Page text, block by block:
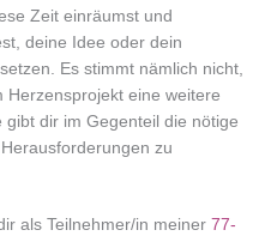
Zeit einräumst und
deine Idee oder dein
Es stimmt nämlich nicht,
Herzensprojekt eine weitere
gibt dir im Gegenteil die nötige
zu
als Teilnehmer/in meiner 77-